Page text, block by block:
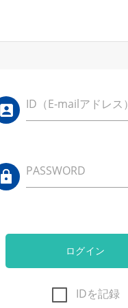
ID（E-mailアドレス）
PASSWORD
ログイン
IDを記録